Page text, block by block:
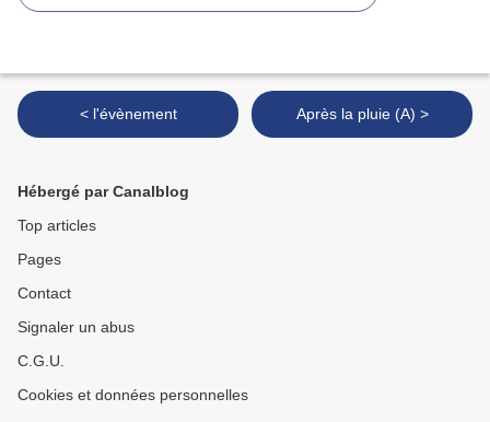
< l'évènement Après la pluie (A) >
Hébergé par Canalblog
Top articles
Pages
Contact
Signaler un abus
C.G.U.
Cookies et données personnelles